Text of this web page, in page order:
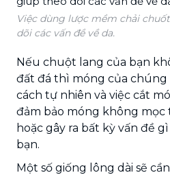
Việc dùng lược mềm chải
dõi các vấn đề về da.
Nếu chuột lang của bạn
đất đá thì móng của
cách tự nhiên và việc cắt
đảm bảo móng không mọc
hoặc gây ra bất kỳ vấn đề
bạn.
Một số giống lông dài sẽ